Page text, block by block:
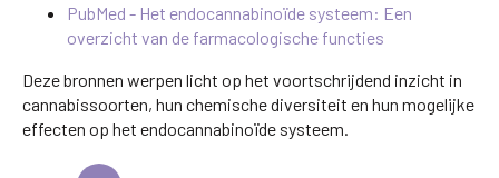
PubMed - Het endocannabinoïde systeem: Een
overzicht van de farmacologische functies
Deze bronnen werpen licht op het voortschrijdend inzicht in
cannabissoorten, hun chemische diversiteit en hun mogelijke
effecten op het endocannabinoïde systeem.